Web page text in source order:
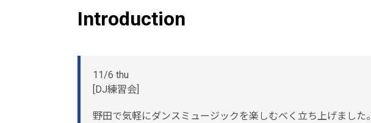
Introduction
11/6 thu
[DJ練習会]
野田で気軽にダンスミュージックを楽しむべく立ち上げました。